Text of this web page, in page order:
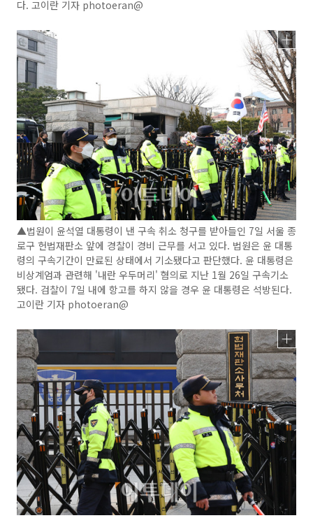
다. 고이란 기자 photoeran@
▲법원이 윤석열 대통령이 낸 구속 취소 청구를 받아들인 7일 서울 종
로구 헌법재판소 앞에 경찰이 경비 근무를 서고 있다. 법원은 윤 대통
령의 구속기간이 만료된 상태에서 기소됐다고 판단했다. 윤 대통령은
비상계엄과 관련해 '내란 우두머리' 혐의로 지난 1월 26일 구속기소
됐다. 검찰이 7일 내에 항고를 하지 않을 경우 윤 대통령은 석방된다.
고이란 기자 photoeran@